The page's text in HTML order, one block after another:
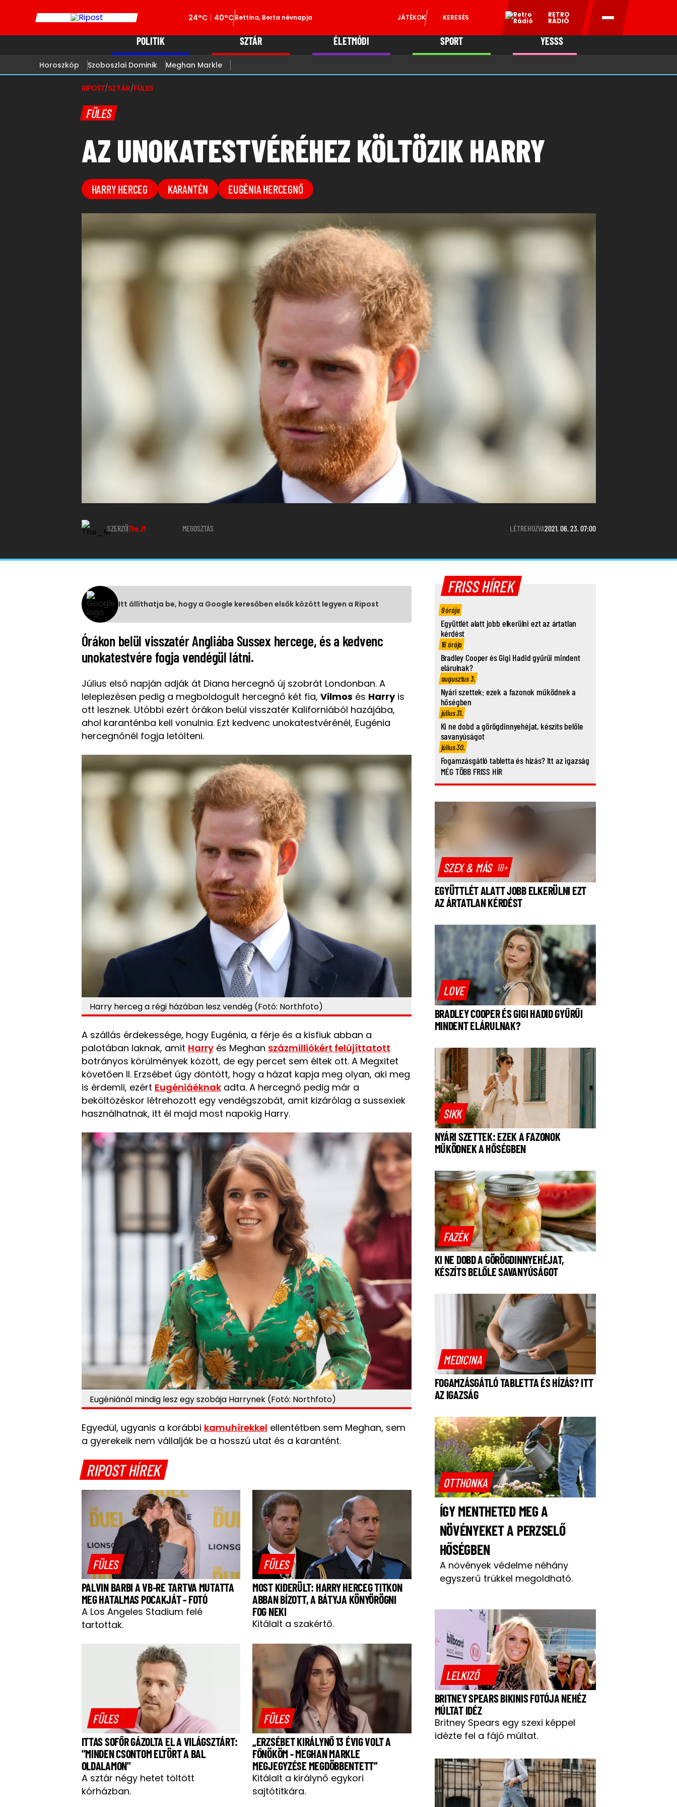
24°C 40°CBettina, Berta névnapja JÁTÉKOK KERESÉS RETRO
RÁDIÓ
POLITIK SZTÁR ÉLETMÓDI SPORT YESSS
Horoszkóp Szoboszlai Dominik Meghan Markle
RIPOST/SZTÁR/FÜLES
FÜLES
AZ UNOKATESTVÉRÉHEZ KÖLTÖZIK HARRY
HARRY HERCEG KARANTÉN EUGÉNIA HERCEGNŐ
SZERZŐThe_M MEGOSZTÁS LÉTREHOZVA2021. 06. 23. 07:00
Itt állíthatja be, hogy a Google keresőben elsők között legyen a Ripost
Órákon belül visszatér Angliába Sussex hercege, és a kedvenc
unokatestvére fogja vendégül látni.
Július első napján adják át Diana hercegnő új szobrát Londonban. A
leleplezésen pedig a megboldogult hercegnő két fia, Vilmos és Harryis
ott lesznek. Utóbbi ezért órákon belül visszatér Kaliforniából hazájába,
ahol karanténba kell vonulnia. Ezt kedvenc unokatestvérénél, Eugénia
hercegnőnél fogja letölteni.
Harry herceg a régi házában lesz vendég (Fotó: Northfoto)
A szállás érdekessége, hogy Eugénia, a férje és a kisfiuk abban a
palotában laknak, amit Harryés Meghan százmilliókért felújíttatott
botrányos körülmények között, de egy percet sem éltek ott. A Megxitet
követően II. Erzsébet úgy döntött, hogy a házat kapja meg olyan, aki meg
is érdemli, ezért Eugéniáéknakadta. A hercegnő pedig már a
beköltözéskor létrehozott egy vendégszobát, amit kizárólag a sussexiek
használhatnak, itt él majd most napokig Harry.
Eugéniánál mindig lesz egy szobája Harrynek (Fotó: Northfoto)
Egyedül, ugyanis a korábbi kamuhírekkel ellentétben sem Meghan, sem
a gyerekeik nem vállalják be a hosszú utat és a karantént.
RIPOST HÍREK
FÜLES
PALVIN BARBI A VB-RE TARTVA MUTATTA
MEG HATALMAS POCAKJÁT - FOTÓ
A Los Angeles Stadium felé
tartottak.
FÜLES
MOST KIDERÜLT: HARRY HERCEG TITKON
ABBAN BÍZOTT, A BÁTYJA KÖNYÖRÖGNI
FOG NEKI
Kitálalt a szakértő.
FÜLES
ITTAS SOFŐR GÁZOLTA EL A VILÁGSZTÁRT:
"MINDEN CSONTOM ELTÖRT A BAL
OLDALAMON"
A sztár négy hetet töltött
kórházban.
FÜLES
„ERZSÉBET KIRÁLYNŐ 13 ÉVIG VOLT A
FŐNÖKÖM - MEGHAN MARKLE
MEGJEGYZÉSE MEGDÖBBENTETT”
Kitálalt a királynő egykori
sajtótitkára.
FRISS HÍREK
9 órája
Együttlét alatt jobb elkerülni ezt az ártatlan
kérdést
16 órája
Bradley Cooper és Gigi Hadid gyűrűi mindent
elárulnak?
augusztus 3.
Nyári szettek: ezek a fazonok működnek a
hőségben
július 31.
Ki ne dobd a görögdinnyehéjat, készíts belőle
savanyúságot
július 30.
Fogamzásgátló tabletta és hízás? Itt az igazság
MÉG TÖBB FRISS HÍR
SZEX & MÁS 18+
EGYÜTTLÉT ALATT JOBB ELKERÜLNI EZT
AZ ÁRTATLAN KÉRDÉST
LOVE
BRADLEY COOPER ÉS GIGI HADID GYŰRŰI
MINDENT ELÁRULNAK?
SIKK
NYÁRI SZETTEK: EZEK A FAZONOK
MŰKÖDNEK A HŐSÉGBEN
FAZÉK
KI NE DOBD A GÖRÖGDINNYEHÉJAT,
KÉSZÍTS BELŐLE SAVANYÚSÁGOT
MEDICINA
FOGAMZÁSGÁTLÓ TABLETTA ÉS HÍZÁS? ITT
AZ IGAZSÁG
OTTHONKA
ÍGY MENTHETED MEG A
NÖVÉNYEKET A PERZSELŐ
HŐSÉGBEN
A növények védelme néhány
egyszerű trükkel megoldható.
LELKIZŐ
BRITNEY SPEARS BIKINIS FOTÓJA NEHÉZ
MÚLTAT IDÉZ
Britney Spears egy szexi képpel
idézte fel a fájó múltat.